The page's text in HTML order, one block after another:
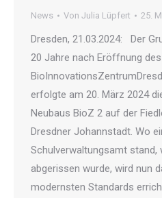
News Von Julia Lüpfert 25.
Dresden, 21.03.2024: Der
20 Jahre nach Eröffnung des
erfolgte am 20. März 2024
Neubaus BioZ 2 auf der
Dresdner Johannstadt. Wo
Schulverwaltungsamt stand,
abgerissen wurde, wird nun
modernsten Standards